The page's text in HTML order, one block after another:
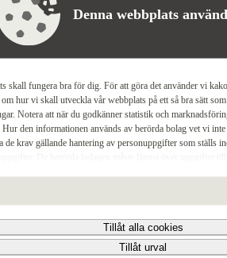
Denna webbplats
skall fungera bra för dig. För att göra det använder vi
hur vi skall utveckla vår webbplats på ett så bra sätt
Notera att när du godkänner statistik och
den informationen används av berörda bolag vet vi
krav gällande hantering av personuppgifter som ställs
De berörda bolagen måste lämna över uppgifter
personuppgifter som de brottsbekämpande
marknadsförings-cookies nedan bekräftar du att du
Tillåt alla cookies
Tillåt urval
Planlösningar